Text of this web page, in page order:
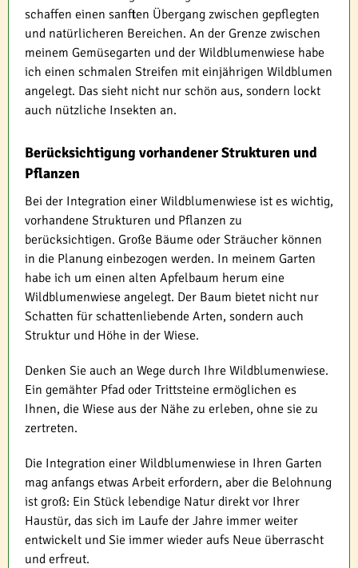
schaffen einen sanften Übergang zwischen gepflegten
und natürlicheren Bereichen. An der Grenze zwischen
meinem Gemüsegarten und der Wildblumenwiese habe
ich einen schmalen Streifen mit einjährigen Wildblumen
angelegt. Das sieht nicht nur schön aus, sondern lockt
auch nützliche Insekten an.
Berücksichtigung vorhandener Strukturen und
Pflanzen
Bei der Integration einer Wildblumenwiese ist es wichtig,
vorhandene Strukturen und Pflanzen zu
berücksichtigen. Große Bäume oder Sträucher können
in die Planung einbezogen werden. In meinem Garten
habe ich um einen alten Apfelbaum herum eine
Wildblumenwiese angelegt. Der Baum bietet nicht nur
Schatten für schattenliebende Arten, sondern auch
Struktur und Höhe in der Wiese.
Denken Sie auch an Wege durch Ihre Wildblumenwiese.
Ein gemähter Pfad oder Trittsteine ermöglichen es
Ihnen, die Wiese aus der Nähe zu erleben, ohne sie zu
zertreten.
Die Integration einer Wildblumenwiese in Ihren Garten
mag anfangs etwas Arbeit erfordern, aber die Belohnung
ist groß: Ein Stück lebendige Natur direkt vor Ihrer
Haustür, das sich im Laufe der Jahre immer weiter
entwickelt und Sie immer wieder aufs Neue überrascht
und erfreut.